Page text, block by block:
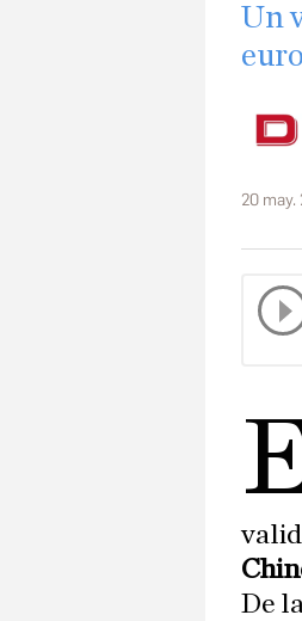
Un
20 may.
De